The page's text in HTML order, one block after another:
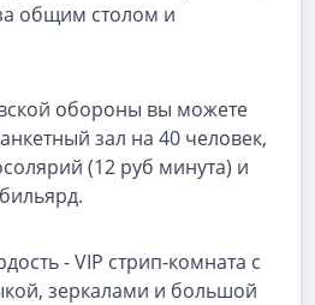
общим столом и
обороны вы можете
зал на 40 человек,
(12 руб минута) и
- VIP стрип-комната с
зеркалами и большой